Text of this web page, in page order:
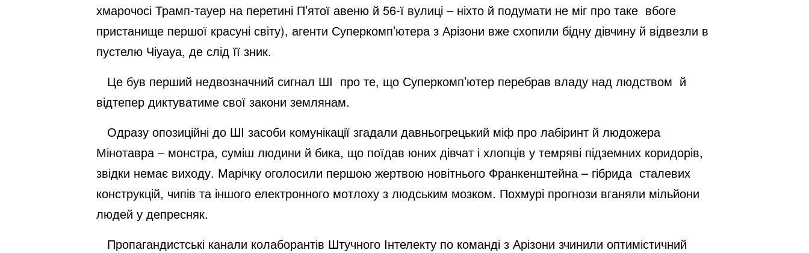
хмарочосі Трамп-тауер на перетині П’ятої авеню й 56-ї вулиці – ніхто й подумати не міг про таке вбоге
пристанище першої красуні світу), агенти Суперкомп’ютера з Арізони вже схопили бідну дівчину й відвезли в
пустелю Чіуауа, де слід її зник.
Це був перший недвозначний сигнал ШІ про те, що Суперкомп’ютер перебрав владу над людством й
відтепер диктуватиме свої закони землянам.
Одразу опозиційні до ШІ засоби комунікації згадали давньогрецький міф про лабіринт й людожера
Мінотавра – монстра, суміш людини й бика, що поїдав юних дівчат і хлопців у темряві підземних коридорів,
звідки немає виходу. Марічку оголосили першою жертвою новітнього Франкенштейна – гібрида сталевих
конструкцій, чипів та іншого електронного мотлоху з людським мозком. Похмурі прогнози вганяли мільйони
людей у депресняк.
Пропагандистські канали колаборантів Штучного Інтелекту по команді з Арізони зчинили оптимістичний